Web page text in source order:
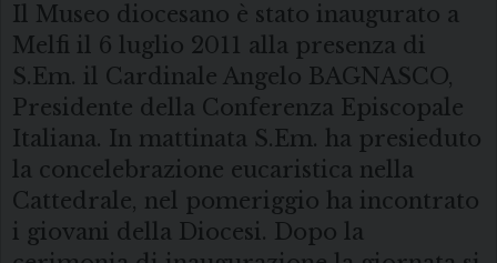
Il Museo diocesano è stato inaugurato a
Melfi il 6 luglio 2011 alla presenza di
S.Em. il Cardinale Angelo BAGNASCO,
Presidente della Conferenza Episcopale
Italiana. In mattinata S.Em. ha presieduto
la concelebrazione eucaristica nella
Cattedrale, nel pomeriggio ha incontrato
i giovani della Diocesi. Dopo la